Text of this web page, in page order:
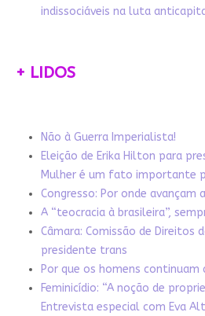
indissociáveis na luta
+ LIDOS
Não à Guerra Imperialista!
Eleição de Erika Hilton para
Mulher é um fato importante
Congresso: Por onde avançam
A “teocracia à brasileira”,
Câmara: Comissão de Direitos
presidente trans
Por que os homens continuam
Feminicídio: “A noção de
Entrevista especial com Eva